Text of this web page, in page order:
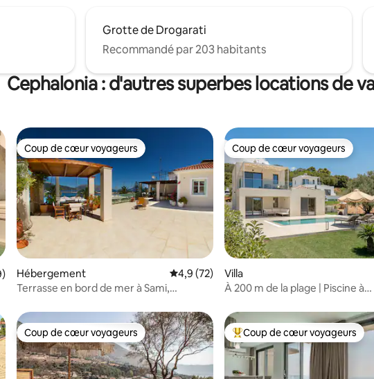
Grotte de Drogarati
Recommandé par 203 habitants
Cephalonia : d'autres superbes locations de
moyenne sur la base de 9 commentaires : 5 sur 5
Coup de cœur voyageurs
Coup de cœur voyageurs
Hébergement Évaluation moyenne sur la base de 72
4,9 (72)
Terrasse en bord de mer à Sami,
Coup de cœur voyageurs
Coup de cœur voyageurs
Villa
À 200 m de la plage | Piscine à
Coup de cœur voyageurs
Coup de cœur voyageurs Coups de cœur voyageurs les
Coup de cœur voyageurs